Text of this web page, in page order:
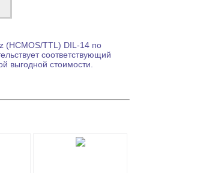
(HCMOS/TTL) DIL-14 по
соответствующий
выгодной стоимости.